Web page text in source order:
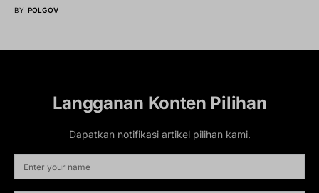
BY POLGOV
Langganan Konten Pilihan
Dapatkan notifikasi artikel pilihan kami.